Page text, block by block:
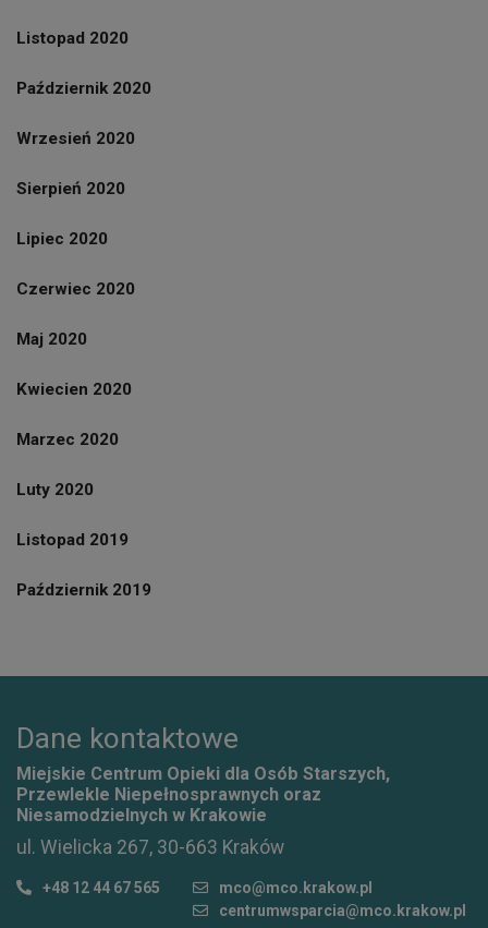
Listopad 2020
Październik 2020
Wrzesień 2020
Sierpień 2020
Lipiec 2020
Czerwiec 2020
Maj 2020
Kwiecien 2020
Marzec 2020
Luty 2020
Listopad 2019
Październik 2019
Dane kontaktowe
Miejskie Centrum Opieki dla Osób Starszych,
Przewlekle Niepełnosprawnych oraz
Niesamodzielnych w Krakowie
ul. Wielicka 267, 30-663 Kraków
+48 12 44 67 565
mco@mco.krakow.pl
centrumwsparcia@mco.krakow.pl